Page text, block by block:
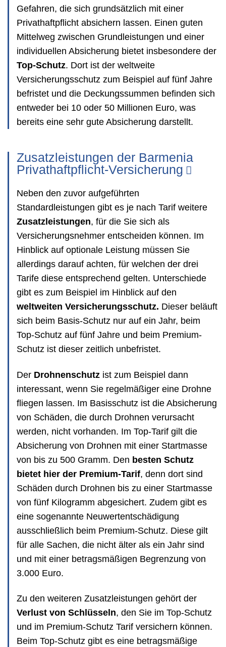
Gefahren, die sich grundsätzlich mit einer
Privathaftpflicht absichern lassen. Einen guten
Mittelweg zwischen Grundleistungen und einer
individuellen Absicherung bietet insbesondere der
Top-Schutz. Dort ist der weltweite
Versicherungsschutz zum Beispiel auf fünf Jahre
befristet und die Deckungssummen befinden sich
entweder bei 10 oder 50 Millionen Euro, was
bereits eine sehr gute Absicherung darstellt.
Zusatzleistungen der Barmenia
Privathaftpflicht-Versicherung
Neben den zuvor aufgeführten
Standardleistungen gibt es je nach Tarif weitere
Zusatzleistungen, für die Sie sich als
Versicherungsnehmer entscheiden können. Im
Hinblick auf optionale Leistung müssen Sie
allerdings darauf achten, für welchen der drei
Tarife diese entsprechend gelten. Unterschiede
gibt es zum Beispiel im Hinblick auf den
weltweiten Versicherungsschutz. Dieser beläuft
sich beim Basis-Schutz nur auf ein Jahr, beim
Top-Schutz auf fünf Jahre und beim Premium-
Schutz ist dieser zeitlich unbefristet.
Der Drohnenschutz ist zum Beispiel dann
interessant, wenn Sie regelmäßiger eine Drohne
fliegen lassen. Im Basisschutz ist die Absicherung
von Schäden, die durch Drohnen verursacht
werden, nicht vorhanden. Im Top-Tarif gilt die
Absicherung von Drohnen mit einer Startmasse
von bis zu 500 Gramm. Den besten Schutz
bietet hier der Premium-Tarif, denn dort sind
Schäden durch Drohnen bis zu einer Startmasse
von fünf Kilogramm abgesichert. Zudem gibt es
eine sogenannte Neuwertentschädigung
ausschließlich beim Premium-Schutz. Diese gilt
für alle Sachen, die nicht älter als ein Jahr sind
und mit einer betragsmäßigen Begrenzung von
3.000 Euro.
Zu den weiteren Zusatzleistungen gehört der
Verlust von Schlüsseln, den Sie im Top-Schutz
und im Premium-Schutz Tarif versichern können.
Beim Top-Schutz gibt es eine betragsmäßige